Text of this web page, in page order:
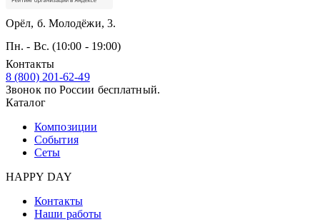
Орёл, б. Молодёжи, 3.
Пн. - Вс. (10:00 - 19:00)
Контакты
8 (800) 201-62-49
Звонок по России бесплатный.
Каталог
Композиции
События
Сеты
HAPPY DAY
Контакты
Наши работы